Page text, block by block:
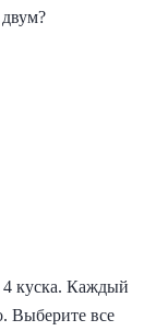
4 куска. Каждый
Выберите все